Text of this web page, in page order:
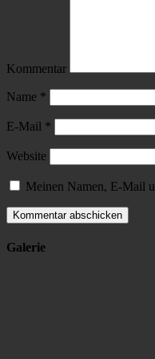
Kommentar
Name *
E-Mail *
Website
Meinen Namen, E-Mail
Galerie